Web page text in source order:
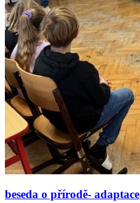
beseda o přírodě- adaptace